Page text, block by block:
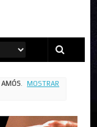
AMÓS.
MOSTRAR